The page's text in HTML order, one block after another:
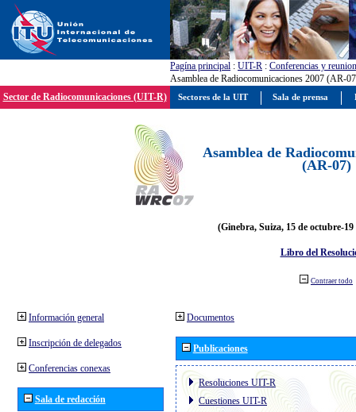
Pagína principal : UIT-R : Conferencias y
Asamblea de Radiocomunicaciones 2007 (AR-
Sector de Radiocomunicaciones (UIT-R)
Asamblea de
(AR-07)
(Ginebra, Suiza, 15 de octubre-19
Libro del
Contraer todo
Información general
Inscripción de delegados
Conferencias conexas
Sala de redacción
Documentos
Publicaciones
Resoluciones UIT-R
Cuestiones UIT-R
Sectores de la UIT Sala de prensa